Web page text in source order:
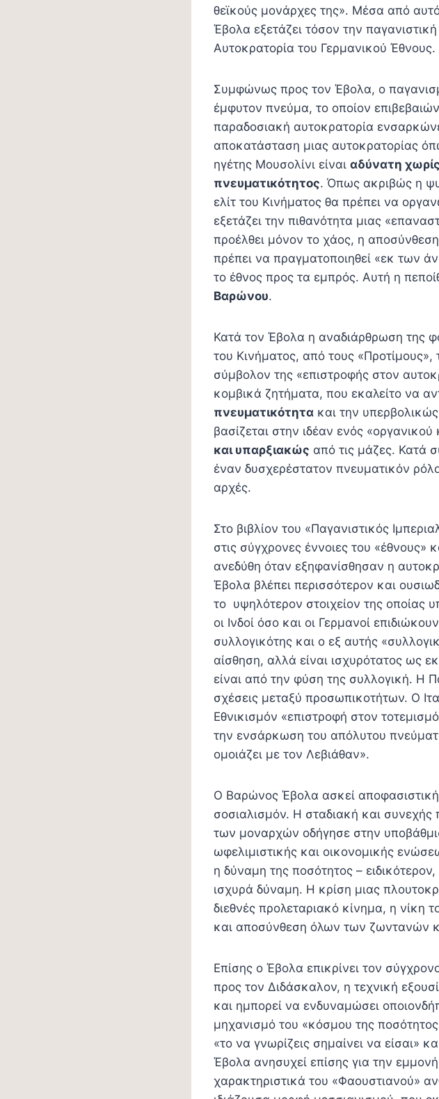
θεϊκούς μονάρχες της». Μέσα από
Έβολα εξετάζει τόσον την
Αυτοκρατορία του Γερμανικού Έθνους.
Συμφώνως προς τον Έβολα, ο
έμφυτον πνεύμα, το οποίον
παραδοσιακή αυτοκρατορία
αποκατάσταση μιας αυτοκρατορίας
ηγέτης Μουσολίνι είναι αδύνατη
πνευματικότητος. Όπως ακριβώς η
ελίτ του Κινήματος θα πρέπει να
εξετάζει την πιθανότητα μιας
προέλθει μόνον το χάος, η
πρέπει να πραγματοποιηθεί «εκ των
το έθνος προς τα εμπρός. Αυτή η
Βαρώνου.
Κατά τον Έβολα η αναδιάρθρωση της
του Κινήματος, από τους
σύμβολον της «επιστροφής στον
κομβικά ζητήματα, που εκαλείτο να
πνευματικότητα και την υπερβολικώς
βασίζεται στην ιδέαν ενός
και υπαρξιακώς από τις μάζες. Κατά
έναν δυσχερέστατον πνευματικόν
αρχές.
Στο βιβλίον του «Παγανιστικός
στις σύγχρονες έννοιες του «έθνους»
ανεδύθη όταν εξηφανίσθησαν η
Έβολα βλέπει περισσότερον και
το υψηλότερον στοιχείον της οποίας
οι Ινδοί όσο και οι Γερμανοί
συλλογικότης και ο εξ αυτής
αίσθηση, αλλά είναι ισχυρότατος ως
είναι από την φύση της συλλογική. Η
σχέσεις μεταξύ προσωπικοτήτων. Ο
Εθνικισμόν «επιστροφή στον
την ενσάρκωση του απόλυτου
ομοιάζει με τον Λεβιάθαν».
Ο Βαρώνος Έβολα ασκεί
σοσιαλισμόν. Η σταδιακή και
των μοναρχών οδήγησε στην
ωφελιμιστικής και οικονομικής
η δύναμη της ποσότητος –
ισχυρά δύναμη. Η κρίση μιας
διεθνές προλεταριακό κίνημα, η νίκη
και αποσύνθεση όλων των ζωντανών
Επίσης ο Έβολα επικρίνει τον
προς τον Διδάσκαλον, η τεχνική
και ημπορεί να ενδυναμώσει
μηχανισμό του «κόσμου της
«το να γνωρίζεις σημαίνει να είσαι»
Έβολα ανησυχεί επίσης για την
χαρακτηριστικά του «Φαουστιανού»